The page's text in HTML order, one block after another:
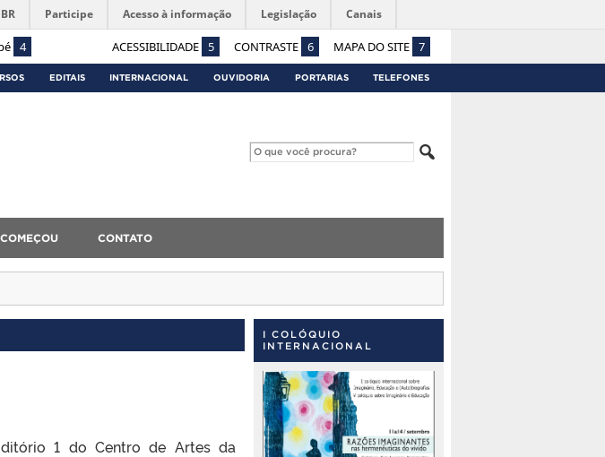
4 ACESSIBILIDADE 5 CONTRASTE 6 MAPA DO SITE 7
Participe Acesso à informação Legislação Canais
EDITAIS INTERNACIONAL OUVIDORIA PORTARIAS TELEFONES
CONTATO
1 do Centro de Artes da
I COLÓQUIO
INTERNACIONAL